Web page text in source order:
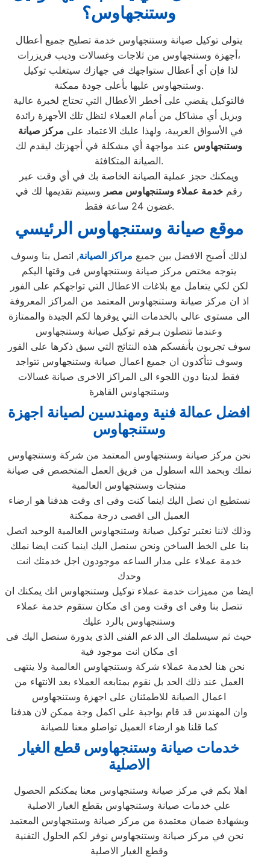
وستنجهاوس؟
يتولى توكيل صيانة وستنجهاوس خدمة تصليح جميع أعطال
أجهزة وستنجهاوس من ثلاجات وغسالات وديب فريزرات،
وستنجهاوس عليها بأعلى جودة ممكنة.
فالتوكيل يقضي على أخطر الأعطال التي تحتاج لخبرة عالية
ويزيل أي مشاكل من أمام العملاء لتظل تلك الأجهزة رائدة
في الأسواق العربية، ولهذا عليك الاعتماد على مركز صيانة
وستنجهاوس عند مواجهة أي مشكلة في أجهزتك ليقدم لك
الصيانة المتكافئة.
ويمكنك حجز عملية الصيانة الخاصة بك في أي وقت عبر
رقم خدمة عملاء وستنجهاوس مصر وسيتم تقديمها لك في
غضون 24 ساعة فقط.
موقع صيانة وستنجهاوس الرئيسي
لذلك أصبح الافضل بين جميع مراكز الصيانة, اتصل بنا وسوف
يتوجه مختص مركز صيانة وستنجهاوس فى وقتها اليكم
لكن لكي يتعامل مع بلاغات الاعطال التي تواجهكم على الفور
اذ ان مركز صيانة وستنجهاوس المعتمد من المراكز المعروفة
الى مستوى عالى بالخدمات التي يوفرها لكم الجيدة والممتازة
وعندما تتصلون بـرقم توكيل صيانة وستنجهاوس
سوف تجربون بأنفسكم هذه النتائج التي سبق ذكرها على الفور
وسوف تتأكدون ان جميع اعمال صيانة وستنجهاوس تتواجد
فقط لدينا دون اللجوء الى المراكز الاخرى صيانة غسالات
وستنجهاوس القاهرة
افضل عمالة فنية ومهندسين لصيانة اجهزة
وستنجهاوس
نحن مركز صيانة وستنجهاوس المعتمد من شركة وستنجهاوس
نملك وبحمد الله اسطول من فريق العمل المتخصص فى صيانة
منتجات وستنجهاوس العالمية
نستطيع ان نصل اليك اينما كنت وفى اى وقت هدفنا هو ارضاء
العميل الى اقصى درجة ممكنة
وذلك لاننا نعتبر توكيل صيانة وستنجهاوس العالمية الوحيد اتصل
بنا على الخط الساخن ونحن سنصل اليك اينما كنت ايضا نملك
خدمة عملاء على مدار الساعه موجودون اجل خدمتك انت
وحدك
ايضا من مميزات خدمة عملاء توكيل وستنجهاوس انك يمكنك ان
تتصل بنا وفى اى وقت ومن اى مكان ستقوم خدمة عملاء
وستنجهاوس بالرد عليك
حيث ثم سيسلمك الى الدعم الفنى الذى بدورة سنصل اليك فى
اى مكان انت موجود فية
نحن هنا لخدمة عملاء شركة وستنجهاوس العالمية ولا ينتهى
العمل عند ذلك الحد بل نقوم بمتابعه العملاء بعد الانتهاء من
اعمال الصيانة للاطمئنان على اجهزة وستنجهاوس
وان المهندس قد قام بواجبة على اكمل وجة ممكن لان هدفنا
كما قلنا هو ارضاء العميل تواصلو معنا للصيانة
خدمات صيانة وستنجهاوس قطع الغيار
الاصلية
علي خدمات صيانة وستنجهاوس بقطع الغيار الاصلية
وبشهادة ضمان معتمدة من مركز صيانة وستنجهاوس المعتمد
نحن في مركز صيانة وستنجهاوس نوفر لكم الحلول التقنية
وقطع الغيار الاصلية